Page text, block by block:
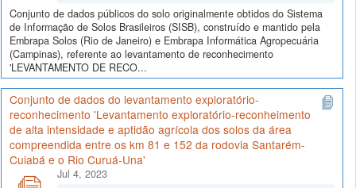
Conjunto de dados públicos do solo originalmente obtidos do Sistema
de Informação de Solos Brasileiros (SISB), construído e mantido pela
Embrapa Solos (Rio de Janeiro) e Embrapa Informática Agropecuária
(Campinas), referente ao levantamento de reconhecimento
'LEVANTAMENTO DE RECO...
Conjunto de dados do levantamento exploratório-
reconhecimento 'Levantamento exploratório-reconheimento
de alta intensidade e aptidão agrícola dos solos da área
compreendida entre os km 81 e 152 da rodovia Santarém-
Cuiabá e o Rio Curuá-Una'
Jul 4, 2023